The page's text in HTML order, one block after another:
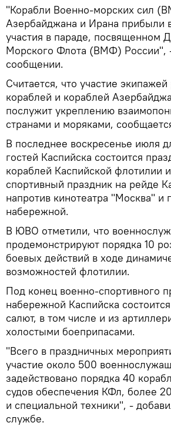
"Корабли Военно-морских сил
Азербайджана и Ирана прибыли
участия в параде, посвященном
Морского Флота (ВМФ) России",
сообщении.
Считается, что участие
кораблей и кораблей
послужит укреплению
странами и моряками,
В последнее воскресенье июля
гостей Каспийска состоится
кораблей Каспийской флотилии
спортивный праздник на рейде
напротив кинотеатра "Москва" и
набережной.
В ЮВО отметили, что
продемонстрируют порядка 10
боевых действий в ходе
возможностей флотилии.
Под конец военно-спортивного
набережной Каспийска
салют, в том числе и из
холостыми боеприпасами.
"Всего в праздничных
участие около 500
задействовано порядка 40
судов обеспечения КФл, более
и специальной техники", -
службе.